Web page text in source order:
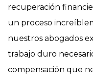
recuperación
un proceso
nuestros abogados
trabajo duro
compensación que